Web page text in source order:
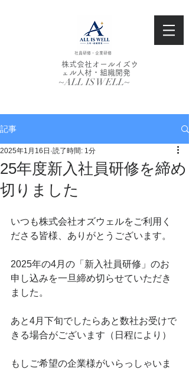
社員研修・企業研修
株式会社オールイズウ
ェル人材・組織開発
~ALL IS WELL~
記事
25年度新入社員研修を締め
切りました
2025年1月16日 読了時間: 1分
いつも株式会社オズウェルをご利用く
ださる皆様、ありがとうございます。
2025年の4月の「新入社員研修」のお
申し込みを一旦締め切らせていただき
ました。
あと4月下旬でしたらあと数社お受けで
きる場合がございます（日程により）
もしご希望の企業様がいらっしゃいま